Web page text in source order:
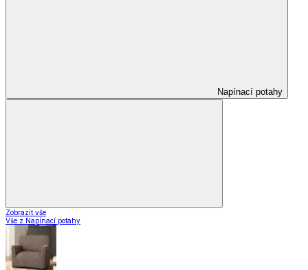
Napínací potahy
Zobrazit vše
Vše z Napínací potahy